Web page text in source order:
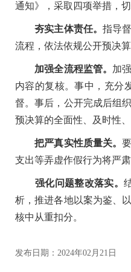
通知》，采取四项举措，
夯实主体责任。 指导
流程，依法依规公开预决
加强全流程监管。 加
内容的复核。事中，充分
督。事后，公开完成后组
预决算的全面性、及时性
把严真实性质量关。
支出等弄虚作假行为将严肃
强化问题整改落实。
析，推进各地以案为鉴、
核中从重扣分。
发布日期：2024年02月21日